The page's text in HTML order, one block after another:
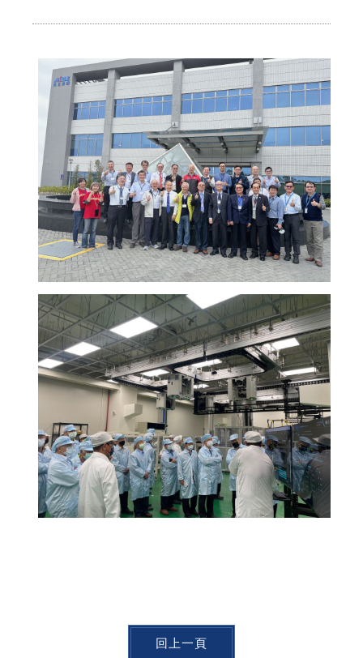
回上一頁